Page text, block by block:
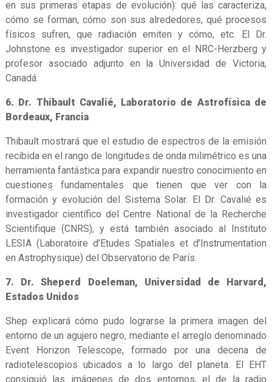
en sus primeras etapas de evolución): qué las caracteriza,
cómo se forman, cómo son sus alrededores, qué procesos
físicos sufren, que radiación emiten y cómo, etc. El Dr.
Johnstone es investigador superior en el NRC-Herzberg y
profesor asociado adjunto en la Universidad de Victoria,
Canadá.
6. Dr. Thibault Cavalié, Laboratorio de Astrofísica de
Bordeaux, Francia
Thibault mostrará que el estudio de espectros de la emisión
recibida en el rango de longitudes de onda milimétrico es una
herramienta fantástica para expandir nuestro conocimiento en
cuestiones fundamentales que tienen que ver con la
formación y evolución del Sistema Solar. El Dr. Cavalié es
investigador científico del Centre National de la Recherche
Scientifique (CNRS), y está también asociado al Instituto
LESIA (Laboratoire d’Etudes Spatiales et d’Instrumentation
en Astrophysique) del Observatorio de París.
7. Dr. Sheperd Doeleman, Universidad de Harvard,
Estados Unidos
Shep explicará cómo pudo lograrse la primera imagen del
entorno de un agujero negro, mediante el arreglo denominado
Event Horizon Telescope, formado por una decena de
radiotelescopios ubicados a lo largo del planeta. El EHT
consiguió las imágenes de dos entornos, el de la radio